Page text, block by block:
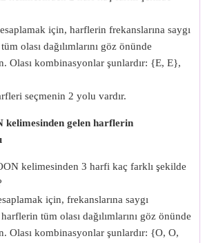
için, harflerin frekanslarına saygı
olası dağılımlarını göz önünde
Olası kombinasyonlar şunlardır: {E, E},
seçmenin 2 yolu vardır.
kelimesinden gelen harflerin
kelimesinden 3 harfi kaç farklı şekilde
için, frekanslarına saygı
tüm olası dağılımlarını göz önünde
Olası kombinasyonlar şunlardır: {O, O,